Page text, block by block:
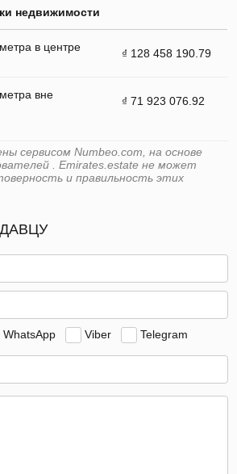
недвижимости
в центре
₫ 128 458 190.79
вне
₫ 71 923 076.92
сервисом Numbeo.com, на основе
. Emirates.estate не может
и правильность этих
WhatsApp Viber Telegram